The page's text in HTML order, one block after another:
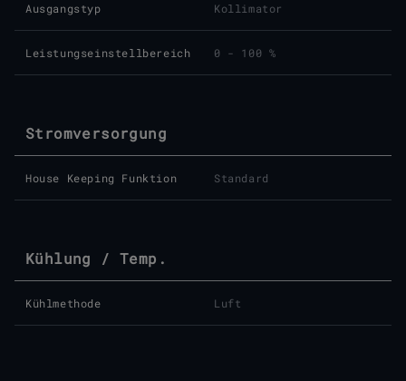
Ausgangstyp Kollimator
Leistungseinstellbereich 0 - 100 %
Stromversorgung
House Keeping Funktion Standard
Kühlung / Temp.
Kühlmethode Luft